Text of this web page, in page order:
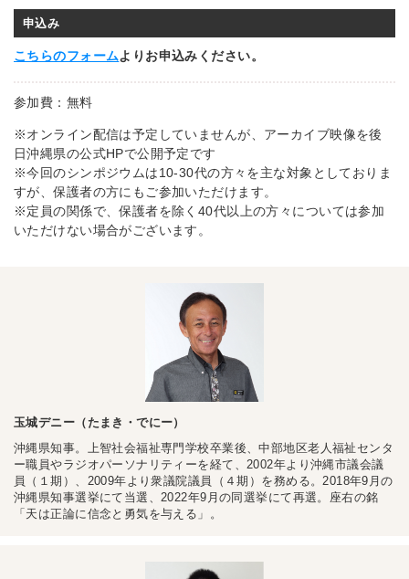
申込み
こちらのフォームよりお申込みください。
参加費：無料
※オンライン配信は予定していませんが、アーカイブ映像を後
日沖縄県の公式HPで公開予定です
※今回のシンポジウムは10-30代の方々を主な対象としておりま
すが、保護者の方にもご参加いただけます。
※定員の関係で、保護者を除く40代以上の方々については参加
いただけない場合がございます。
玉城デニー（たまき・でにー）
沖縄県知事。上智社会福祉専門学校卒業後、中部地区老人福祉センタ
ー職員やラジオパーソナリティーを経て、2002年より沖縄市議会議
員（１期）、2009年より衆議院議員（４期）を務める。2018年9月の
沖縄県知事選挙にて当選、2022年9月の同選挙にて再選。座右の銘
「天は正論に信念と勇気を与える」。